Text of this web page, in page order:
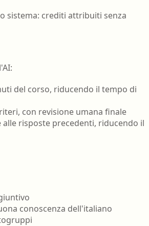
sistema: crediti attribuiti senza
del corso, riducendo il tempo di
con revisione umana finale
risposte precedenti, riducendo il
conoscenza dell'italiano